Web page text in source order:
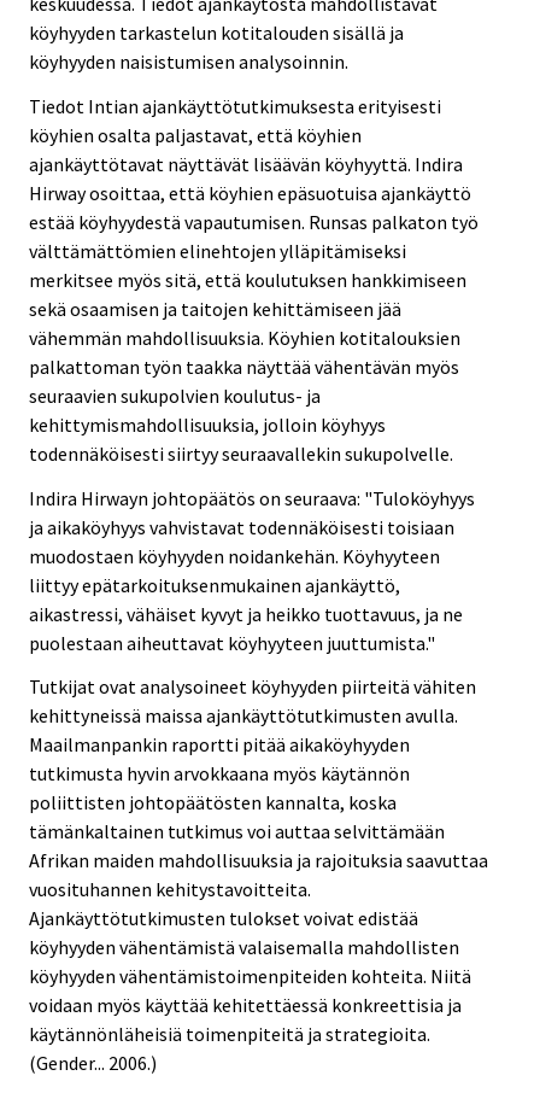
köyhyyden tarkastelun kotitalouden sisällä ja
köyhyyden naisistumisen analysoinnin.
Tiedot Intian ajankäyttötutkimuksesta erityisesti
köyhien osalta paljastavat, että köyhien
ajankäyttötavat näyttävät lisäävän köyhyyttä. Indira
Hirway osoittaa, että köyhien epäsuotuisa ajankäyttö
estää köyhyydestä vapautumisen. Runsas palkaton työ
välttämättömien elinehtojen ylläpitämiseksi
merkitsee myös sitä, että koulutuksen hankkimiseen
sekä osaamisen ja taitojen kehittämiseen jää
vähemmän mahdollisuuksia. Köyhien kotitalouksien
palkattoman työn taakka näyttää vähentävän myös
seuraavien sukupolvien koulutus- ja
kehittymismahdollisuuksia, jolloin köyhyys
todennäköisesti siirtyy seuraavallekin sukupolvelle.
Indira Hirwayn johtopäätös on seuraava: "Tuloköyhyys
ja aikaköyhyys vahvistavat todennäköisesti toisiaan
muodostaen köyhyyden noidankehän. Köyhyyteen
liittyy epätarkoituksenmukainen ajankäyttö,
aikastressi, vähäiset kyvyt ja heikko tuottavuus, ja ne
puolestaan aiheuttavat köyhyyteen juuttumista."
Tutkijat ovat analysoineet köyhyyden piirteitä vähiten
kehittyneissä maissa ajankäyttötutkimusten avulla.
Maailmanpankin raportti pitää aikaköyhyyden
tutkimusta hyvin arvokkaana myös käytännön
poliittisten johtopäätösten kannalta, koska
tämänkaltainen tutkimus voi auttaa selvittämään
Afrikan maiden mahdollisuuksia ja rajoituksia saavuttaa
vuosituhannen kehitystavoitteita.
Ajankäyttötutkimusten tulokset voivat edistää
köyhyyden vähentämistä valaisemalla mahdollisten
köyhyyden vähentämistoimenpiteiden kohteita. Niitä
voidaan myös käyttää kehitettäessä konkreettisia ja
käytännönläheisiä toimenpiteitä ja strategioita.
(Gender... 2006.)